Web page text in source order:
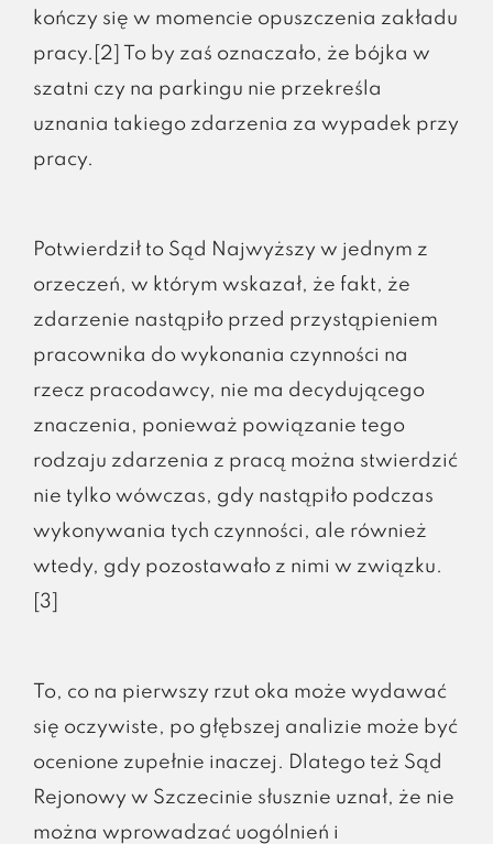
kończy się w momencie opuszczenia zakładu
pracy.[2] To by zaś oznaczało, że bójka w
szatni czy na parkingu nie przekreśla
uznania takiego zdarzenia za wypadek przy
pracy.
Potwierdził to Sąd Najwyższy w jednym z
orzeczeń, w którym wskazał, że fakt, że
zdarzenie nastąpiło przed przystąpieniem
pracownika do wykonania czynności na
rzecz pracodawcy, nie ma decydującego
znaczenia, ponieważ powiązanie tego
rodzaju zdarzenia z pracą można stwierdzić
nie tylko wówczas, gdy nastąpiło podczas
wykonywania tych czynności, ale również
wtedy, gdy pozostawało z nimi w związku.
[3]
To, co na pierwszy rzut oka może wydawać
się oczywiste, po głębszej analizie może być
ocenione zupełnie inaczej. Dlatego też Sąd
Rejonowy w Szczecinie słusznie uznał, że nie
można wprowadzać uogólnień i